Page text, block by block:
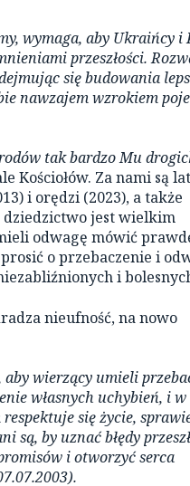
wymaga, aby Ukraińcy i
przeszłości.
się budowania
nawzajem wzrokiem
tak bardzo Mu
Kościołów. Za nami są
i orędzi (2023), a także
dziedzictwo jest wielkim
odwagę mówić
o przebaczenie i
i
nieufność, na nowo
wierzący umieli
własnych uchybień, i w
się życie,
są, by uznać błędy
i otworzyć serca